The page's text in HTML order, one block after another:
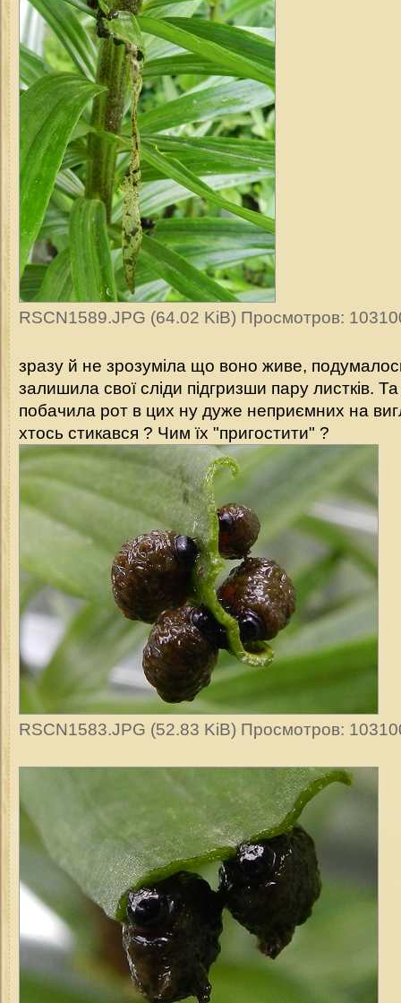
RSCN1589.JPG (64.02 KiB) Просмотров:
зразу й не зрозуміла що воно живе,
залишила свої сліди підгризши пару листків.
побачила рот в цих ну дуже неприємних на
хтось стикався ? Чим їх "пригостити" ?
RSCN1583.JPG (52.83 KiB) Просмотров: